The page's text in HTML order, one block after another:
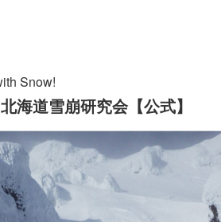
Snow!
海道雪崩研究会【公式】